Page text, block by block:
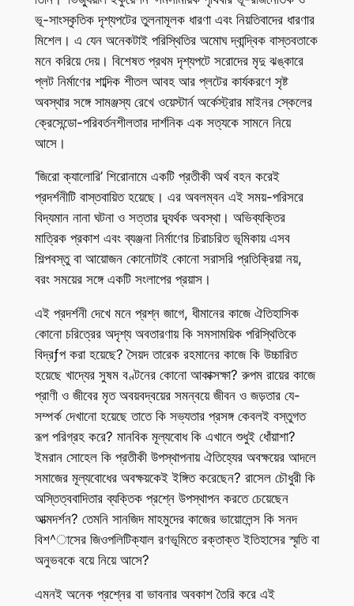
ভূ-সাংস্কৃতিক দৃশ্যপটের তুলনামূলক ধারণা এবং নিয়তিবাদের ধারণার
মিশেল। এ যেন অনেকটাই পরিস্থিতির অমোঘ দ্বান্দ্বিক বাস্তবতাকে
মনে করিয়ে দেয়। বিশেষত প্রথম দৃশ্যপটে সরোদের মৃদু ঝঙ্কারে
প্লট নির্মাণের শাব্দিক শীতল আবহ আর প্লটের কার্যকরণে সৃষ্ট
অবস্থার সঙ্গে সামঞ্জস্য রেখে ওয়েস্টার্ন অর্কেস্ট্রার মাইনর স্কেলের
ক্রেসেন্ডো-পরিবর্তনশীলতার দার্শনিক এক সত্যকে সামনে নিয়ে
আসে।
‘জিরো ক্যালোরি’ শিরোনামে একটি প্রতীকী অর্থ বহন করেই
প্রদর্শনীটি বাস্তবায়িত হয়েছে। এর অবলম্বন এই সময়-পরিসরে
বিদ্যমান নানা ঘটনা ও সত্তার দ্ব্যর্থক অবস্থা। অভিব্যক্তির
মাত্রিক প্রকাশ এবং ব্যঞ্জনা নির্মাণের চিরাচরিত ভূমিকায় এসব
শিল্পবস্তু বা আয়োজন কোনোটাই কোনো সরাসরি প্রতিক্রিয়া নয়,
বরং সময়ের সঙ্গে একটি সংলাপের প্রয়াস।
এই প্রদর্শনী দেখে মনে প্রশ্ন জাগে, ধীমানের কাজে ঐতিহাসিক
কোনো চরিত্রের অদৃশ্য অবতারণায় কি সমসাময়িক পরিস্থিতিকে
বিদ্রƒপ করা হয়েছে? সৈয়দ তারেক রহমানের কাজে কি উচ্চারিত
হয়েছে খাদ্যের সুষম বণ্টনের কোনো আকাক্সক্ষা? রুপম রায়ের কাজে
প্রাণী ও জীবের মৃত অবয়বদ্বয়ের সমন্বয়ে জীবন ও জড়তার যে-
সম্পর্ক দেখানো হয়েছে তাতে কি সভ্যতার প্রসঙ্গ কেবলই বস্তুগত
রূপ পরিগ্রহ করে? মানবিক মূল্যবোধ কি এখানে শুধুই ধোঁয়াশা?
ইমরান সোহেল কি প্রতীকী উপস্থাপনায় ঐতিহ্যের অবক্ষয়ের আদলে
সমাজের মূল্যবোধের অবক্ষয়কেই ইঙ্গিত করেছেন? রাসেল চৌধুরী কি
অস্তিত্ববাদিতার ব্যক্তিক প্রশ্নে উপস্থাপন করতে চেয়েছেন
আত্মদর্শন? তেমনি সানজিদ মাহমুদের কাজের ভায়োলেন্স কি সনদ
বিশ^াসের জিওপলিটিক্যাল রণভূমিতে রক্তাক্ত ইতিহাসের স্মৃতি বা
অনুভবকে বয়ে নিয়ে আসে?
এমনই অনেক প্রশ্নের বা ভাবনার অবকাশ তৈরি করে এই